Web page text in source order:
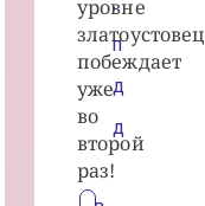
уровне
златоустовец
побеждает
уже
во
второй
раз!
,
П
Д
Д